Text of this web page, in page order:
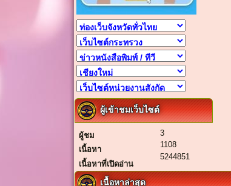
ผู้เข้าชมเว็บไซต์
ผู้ชม
3
เนื้อหา
1108
เนื้อหาที่เปิดอ่าน
5244851
เนื้อหาล่าสุด